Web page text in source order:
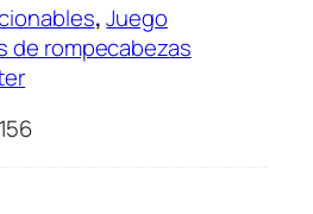
, Juego
de rompecabezas